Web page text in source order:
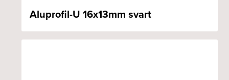
Aluprofil-U 16x13mm svart